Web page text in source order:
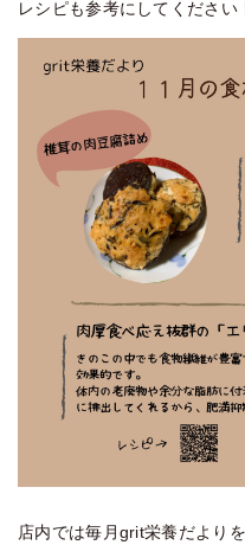
レシピも参考にしてください
店内では毎月grit栄養だより